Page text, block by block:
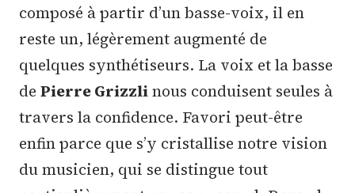
composé à partir d’un basse-voix, il en
reste un, légèrement augmenté de
quelques synthétiseurs. La voix et la basse
de Pierre Grizzlinous conduisent seules à
travers la confidence. Favori peut-être
enfin parce que s’y cristallise notre vision
du musicien, qui se distingue tout